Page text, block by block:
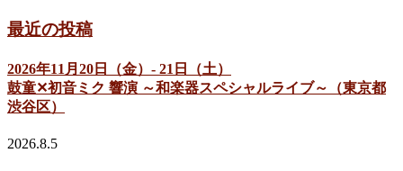
最近の投稿
2026年11月20日（金）- 21日（土）
鼓童✕初音ミク 響演 ～和楽器スペシャルライブ～（東京都
渋谷区）
2026.8.5